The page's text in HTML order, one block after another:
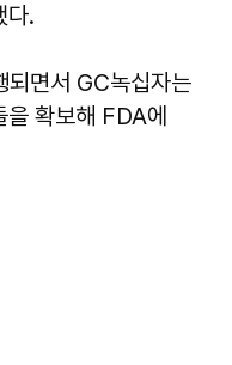
다.
되면서 GC녹십자는
확보해 FDA에